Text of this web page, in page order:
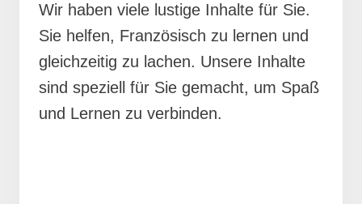
Wir haben viele lustige Inhalte für Sie.
Sie helfen, Französisch zu lernen und
gleichzeitig zu lachen. Unsere Inhalte
sind speziell für Sie gemacht, um Spaß
und Lernen zu verbinden.